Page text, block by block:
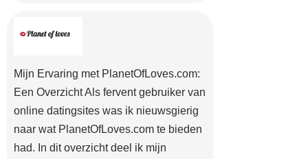
Mijn Ervaring met PlanetOfLoves.com:
Een Overzicht Als fervent gebruiker van
online datingsites was ik nieuwsgierig
naar wat PlanetOfLoves.com te bieden
had. In dit overzicht deel ik mijn